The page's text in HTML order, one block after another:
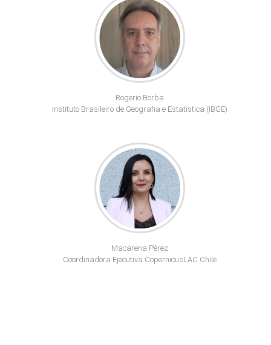
Rogerio Borba
Instituto Brasileiro de Geografia e Estatistica (IBGE)
Macarena Pérez
Coordinadora Ejecutiva CopernicusLAC Chile